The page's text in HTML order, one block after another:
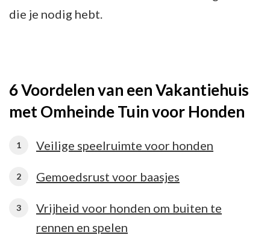
die je nodig hebt.
6 Voordelen van een Vakantiehuis
met Omheinde Tuin voor Honden
Veilige speelruimte voor honden
Gemoedsrust voor baasjes
Vrijheid voor honden om buiten te
rennen en spelen